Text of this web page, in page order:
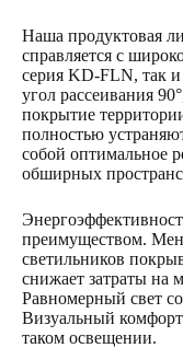
Наша продуктовая
справляется с
серия KD-FLN, так
угол рассеивания
покрытие
полностью
собой оптимальное
обширных
преимуществом.
светильников
снижает затраты на
Равномерный свет
Визуальный комфорт
таком освещении.